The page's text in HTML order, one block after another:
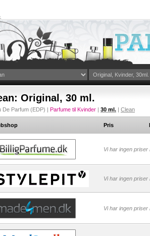
Original, 30 ml.
De Parfum (EDP) | Parfume til Kvinder | 30 ml. | Clean
Pris
Vi har ingen
Vi har ingen
Vi har ingen